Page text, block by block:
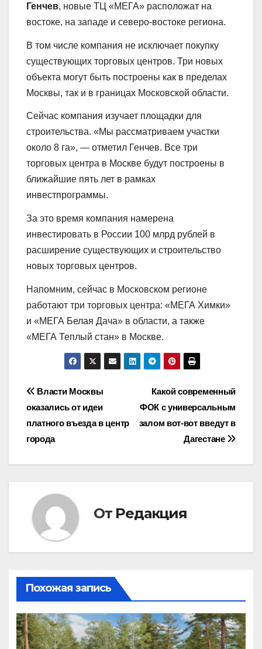
Генчев, новые ТЦ «МЕГА» расположат на
востоке, на западе и северо-востоке региона.
В том числе компания не исключает покупку
существующих торговых центров. Три новых
объекта могут быть построены как в пределах
Москвы, так и в границах Московской области.
Сейчас компания изучает площадки для
строительства. «Мы рассматриваем участки
около 8 га», — отметил Генчев. Все три
торговых центра в Москве будут построены в
ближайшие пять лет в рамках
инвестпрограммы.
За это время компания намерена
инвестировать в России 100 млрд рублей в
расширение существующих и строительство
новых торговых центров.
Напомним, сейчас в Московском регионе
работают три торговых центра: «МЕГА Химки»
и «МЕГА Белая Дача» в области, а также
«МЕГА Теплый стан» в Москве.
Навигация
по
записям
Какой современный
ФОК с универсальным
залом вот-вот введут в
Дагестане
Власти Москвы
оказались от идеи
платного въезда в центр
города
От Редакция
Похожая запись